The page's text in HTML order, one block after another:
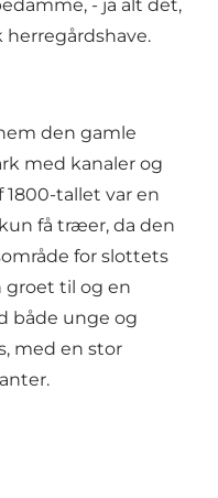
- ja alt det,
den gamle
med kanaler og
1800-tallet var en
få træer, da den
for slottets
groet til og en
både unge og
med en stor